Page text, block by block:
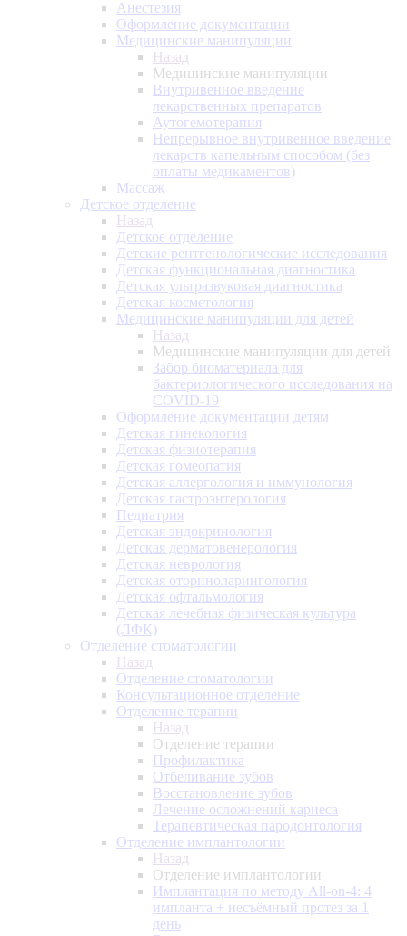
Анестезия
Оформление документации
Медицинские манипуляции
Назад
Медицинские манипуляции
Внутривенное введение
лекарственных препаратов
Аутогемотерапия
Непрерывное внутривенное введение
лекарств капельным способом (без
оплаты медикаментов)
Массаж
Детское отделение
Назад
Детское отделение
Детские рентгенологические исследования
Детская функциональная диагностика
Детская ультразвуковая диагностика
Детская косметология
Медицинские манипуляции для детей
Назад
Медицинские манипуляции для детей
Забор биоматериала для
бактериологического исследования на
COVID-19
Оформление документации детям
Детская гинекология
Детская физиотерапия
Детская гомеопатия
Детская аллергология и иммунология
Детская гастроэнтерология
Педиатрия
Детская эндокринология
Детская дерматовенерология
Детская неврология
Детская оториноларингология
Детская офтальмология
Детская лечебная физическая культура
(ЛФК)
Отделение стоматологии
Назад
Отделение стоматологии
Консультационное отделение
Отделение терапии
Назад
Отделение терапии
Профилактика
Отбеливание зубов
Восстановление зубов
Лечение осложнений кариеса
Терапевтическая пародонтология
Отделение имплантологии
Назад
Отделение имплантологии
Имплантация по методу All-on-4: 4
импланта + несъёмный протез за 1
день